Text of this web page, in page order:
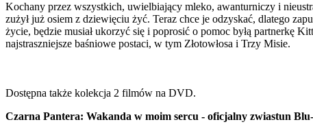
Kochany przez wszystkich, uwielbiający mleko, awanturniczy i
zużył już osiem z dziewięciu żyć. Teraz chce je odzyskać, dlatego
życie, będzie musiał ukorzyć się i poprosić o pomoc byłą partnerkę
najstraszniejsze baśniowe postaci, w tym Złotowłosa i Trzy Misie.
Dostępna także kolekcja 2 filmów na DVD.
Czarna Pantera: Wakanda w moim sercu - oficjalny zwiastun